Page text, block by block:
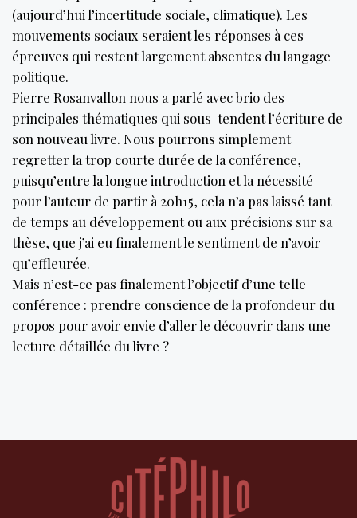
(aujourd’hui l’incertitude sociale, climatique). Les
mouvements sociaux seraient les réponses à ces
épreuves qui restent largement absentes du langage
politique.
Pierre Rosanvallon nous a parlé avec brio des
principales thématiques qui sous-tendent l’écriture de
son nouveau livre. Nous pourrons simplement
regretter la trop courte durée de la conférence,
puisqu’entre la longue introduction et la nécessité
pour l’auteur de partir à 20h15, cela n’a pas laissé tant
de temps au développement ou aux précisions sur sa
thèse, que j’ai eu finalement le sentiment de n’avoir
qu’effleurée.
Mais n’est-ce pas finalement l’objectif d’une telle
conférence : prendre conscience de la profondeur du
propos pour avoir envie d’aller le découvrir dans une
lecture détaillée du livre ?